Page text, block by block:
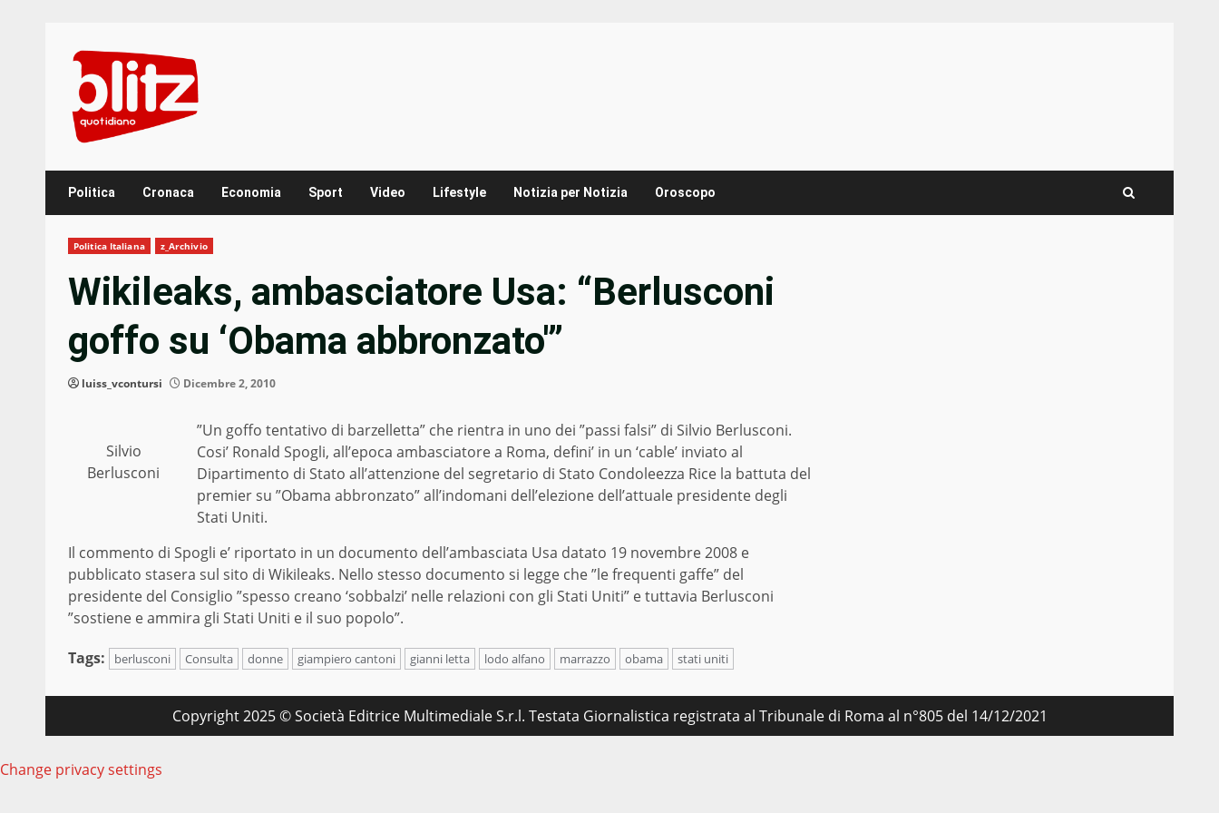
content
Politica Cronaca Economia Sport Video Lifestyle Notizia per Notizia Oroscopo
Politica Italiana z_Archivio
Wikileaks, ambasciatore Usa: “Berlusconi
goffo su ‘Obama abbronzato'”
luiss_vcontursi Dicembre 2, 2010
Silvio
Berlusconi
”Un goffo tentativo di barzelletta” che rientra in uno dei ”passi falsi” di Silvio Berlusconi.
Cosi’ Ronald Spogli, all’epoca ambasciatore a Roma, defini’ in un ‘cable’ inviato al
Dipartimento di Stato all’attenzione del segretario di Stato Condoleezza Rice la battuta del
premier su ”Obama abbronzato” all’indomani dell’elezione dell’attuale presidente degli
Stati Uniti.
Il commento di Spogli e’ riportato in un documento dell’ambasciata Usa datato 19 novembre 2008 e
pubblicato stasera sul sito di Wikileaks. Nello stesso documento si legge che ”le frequenti gaffe” del
presidente del Consiglio ”spesso creano ‘sobbalzi’ nelle relazioni con gli Stati Uniti” e tuttavia Berlusconi
”sostiene e ammira gli Stati Uniti e il suo popolo”.
Tags:
berlusconi Consulta donne giampiero cantoni gianni letta lodo alfano marrazzo obama stati uniti
Copyright 2025 © Società Editrice Multimediale S.r.l. Testata Giornalistica registrata al Tribunale di Roma al n°805 del 14/12/2021
Change privacy settings